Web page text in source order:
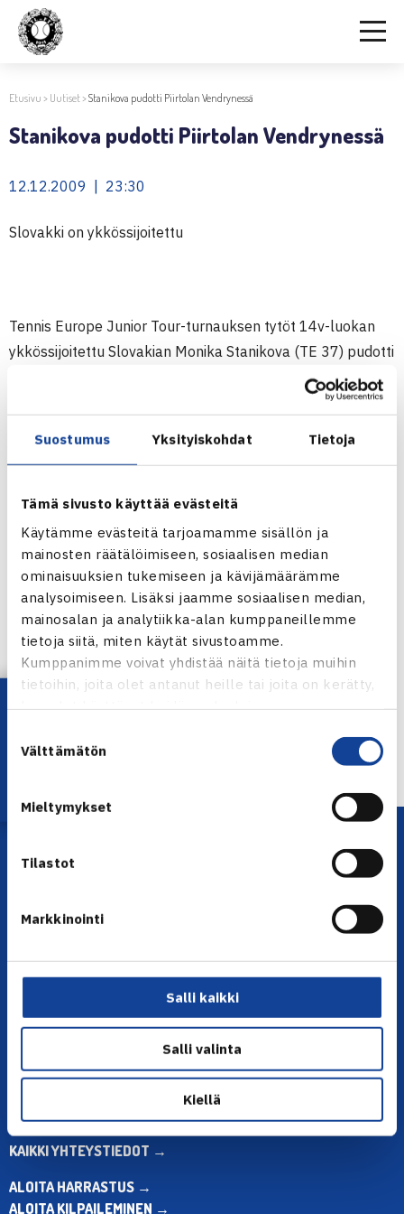
Suostumus Yksityiskohdat Tietoja
Tämä sivusto käyttää evästeitä
Käytämme evästeitä tarjoamamme sisällön ja
mainosten räätälöimiseen, sosiaalisen median
ominaisuuksien tukemiseen ja kävijämäärämme
analysoimiseen. Lisäksi jaamme sosiaalisen median,
mainosalan ja analytiikka-alan kumppaneillemme
tietoja siitä, miten käytät sivustoamme.
Kumppanimme voivat yhdistää näitä tietoja muihin
tietoihin, joita olet antanut heille tai joita on kerätty,
kun olet käyttänyt heidän palvelujaan.
valinta
Välttämätön
Mieltymykset
Tilastot
Markkinointi
Salli kaikki
Salli valinta
Kiellä
Etusivu > Uutiset>Stanikova pudotti Piirtolan Vendrynessä
Stanikova pudotti Piirtolan Vendrynessä
12.12.2009 | 23:30
Slovakki on ykkössijoitettu
Tennis Europe Junior Tour-turnauksen tytöt 14v-luokan
ykkössijoitettu Slovakian Monika Stanikova (TE 37) pudotti
(TE 139) välierissä lauantaina
TE Junior Tour 14v
Tyttöjen kaksinpeli
Välieriä: Monika Stanikova Slovakia (1.) – Petra Piirtola 63
75
TE Junior Tour-turnaus Vendrynessa
Jaa:
Seuraava uutinen: TaTS, Smash ja… →
Lataa OmaTennis!
Olympiastadion, Paavo Nurmen tie 1, 00250 Helsinki
Puh. 010 574 3959
ma-pe klo 10.00-12.00
Muina aikoina olkaa yhteydessä
sähköpostitse: toimisto@tennis.fi
KAIKKI YHTEYSTIEDOT →
ALOITA HARRASTUS →
ALOITA KILPAILEMINEN →